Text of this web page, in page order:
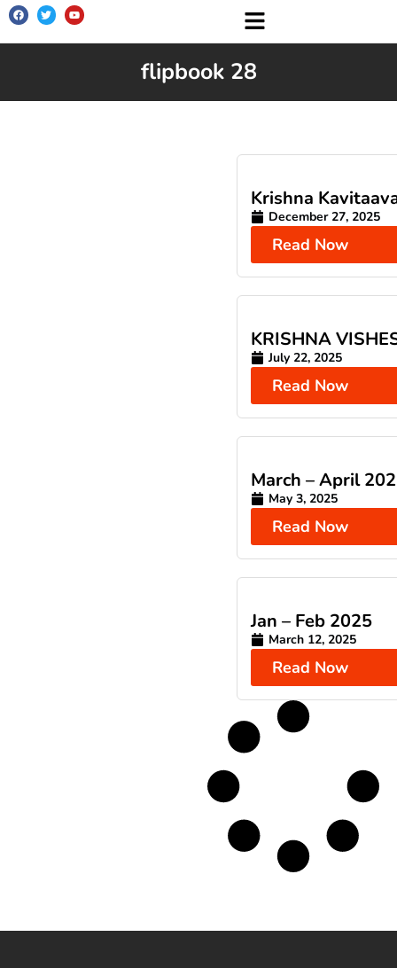
flipbook 28
Krishna
December 27, 2025
Read Now
KRISHNA
July 22, 2025
Read Now
March – April
May 3, 2025
Read Now
Jan – Feb 2025
March 12, 2025
Read Now